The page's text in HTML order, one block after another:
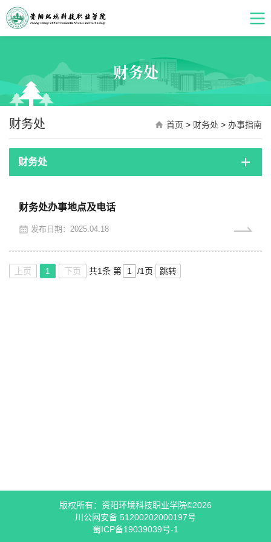
财务处
财务处 首页 > 财务处 > 办事指南
财务处
财务处办事地点及电话
发布日期：2025.04.18
上页 1 下页 共1条 第 /1页 跳转
版权所有：资阳环境科技职业学院©2026
川公网安备 51200202000197号
蜀ICP备19039039号-1